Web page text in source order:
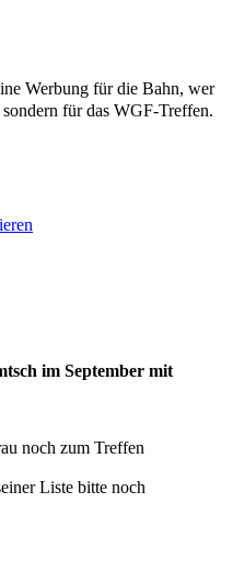
Werbung für die Bahn, wer
sondern für das WGF-Treffen.
im September mit
noch zum Treffen
Liste bitte noch